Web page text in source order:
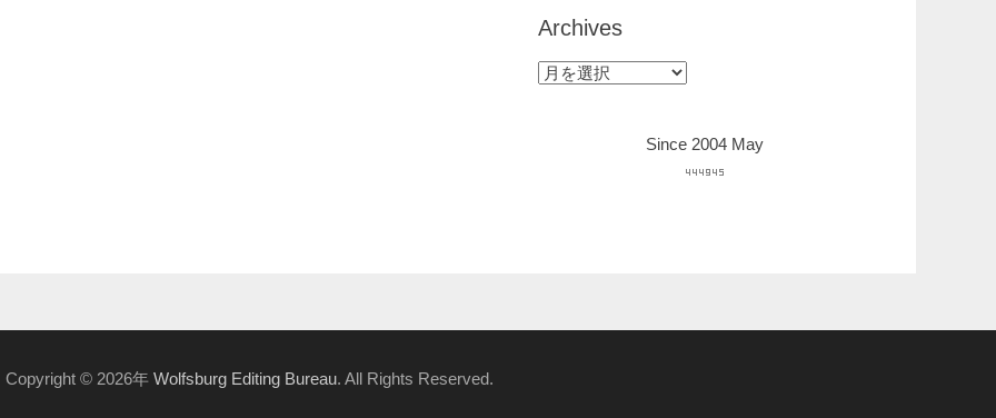
Archives
Archives
Since 2004 May
Copyright © 2026年 Wolfsburg Editing Bureau. All Rights Reserved.